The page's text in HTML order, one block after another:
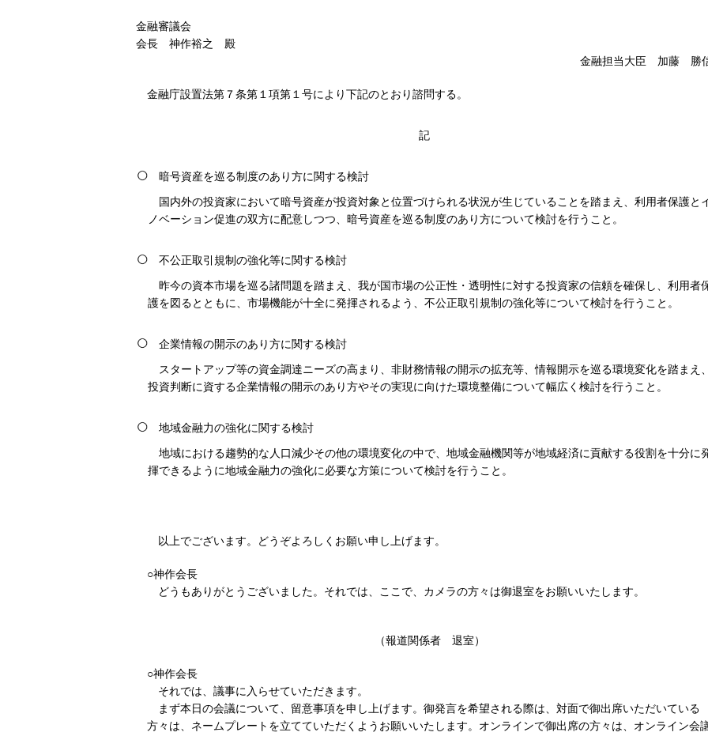
金融審議会
会長 神作裕之 殿
金融担当大臣 加藤 勝
金融庁設置法第７条第１項第１号により下記のとおり諮問する。
記
暗号資産を巡る制度のあり方に関する検討
国内外の投資家において暗号資産が投資対象と位置づけられる状況が生じていることを踏まえ、利用者保護と
ノベーション促進の双方に配意しつつ、暗号資産を巡る制度のあり方について検討を行うこと。
不公正取引規制の強化等に関する検討
昨今の資本市場を巡る諸問題を踏まえ、我が国市場の公正性・透明性に対する投資家の信頼を確保し、利用者
護を図るとともに、市場機能が十全に発揮されるよう、不公正取引規制の強化等について検討を行うこと。
企業情報の開示のあり方に関する検討
スタートアップ等の資金調達ニーズの高まり、非財務情報の開示の拡充等、情報開示を巡る環境変化を踏まえ、
投資判断に資する企業情報の開示のあり方やその実現に向けた環境整備について幅広く検討を行うこと。
地域金融力の強化に関する検討
地域における趨勢的な人口減少その他の環境変化の中で、地域金融機関等が地域経済に貢献する役割を十分に
揮できるように地域金融力の強化に必要な方策について検討を行うこと。
以上でございます。どうぞよろしくお願い申し上げます。
○神作会長
どうもありがとうございました。それでは、ここで、カメラの方々は御退室をお願いいたします。
（報道関係者 退室）
○神作会長
それでは、議事に入らせていただきます。
まず本日の会議について、留意事項を申し上げます。御発言を希望される際は、対面で御出席いただいている
方々は、ネームプレートを立てていただくようお願いいたします。オンラインで御出席の方々は、オンライン会